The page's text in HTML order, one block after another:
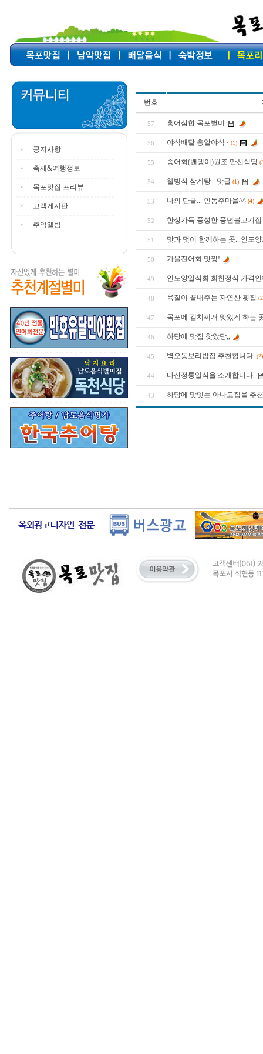
공지사항
축제&여행정보
목포맛집 프리뷰
고객게시판
추억앨범
번호
57 홍어삼합 목포별미
56 야식배달 총알야식~ (1)
55 송어회(밴댕이)원조 만선식당
54 웰빙식 삼계탕 - 맛골 (1)
53 나의 단골... 인동주마을^^ (4)
52 한상가득 풍성한 풍년불고기집
51 맛과 멋이 함께하는 곳...인도
50 가을전어회 맛짱!
49 인도양일식회 회한정식 가격
48 육질이 끝내주는 자연산 횟집
47 목포에 김치찌개 맛있게 하는
46 하당에 맛집 찾았당,,
45 벽오동보리밥집 추천합니다. (2)
44 다산정통일식을 소개합니다.
43 하당에 맛잇는 아나고집을 추